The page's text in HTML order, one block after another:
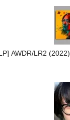
AWDR/LR2 (2022)